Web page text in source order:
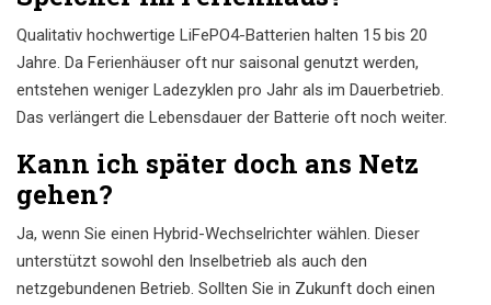
Qualitativ hochwertige LiFePO4-Batterien halten 15 bis 20
Jahre. Da Ferienhäuser oft nur saisonal genutzt werden,
entstehen weniger Ladezyklen pro Jahr als im Dauerbetrieb.
Das verlängert die Lebensdauer der Batterie oft noch weiter.
Kann ich später doch ans Netz
gehen?
Ja, wenn Sie einen Hybrid-Wechselrichter wählen. Dieser
unterstützt sowohl den Inselbetrieb als auch den
netzgebundenen Betrieb. Sollten Sie in Zukunft doch einen